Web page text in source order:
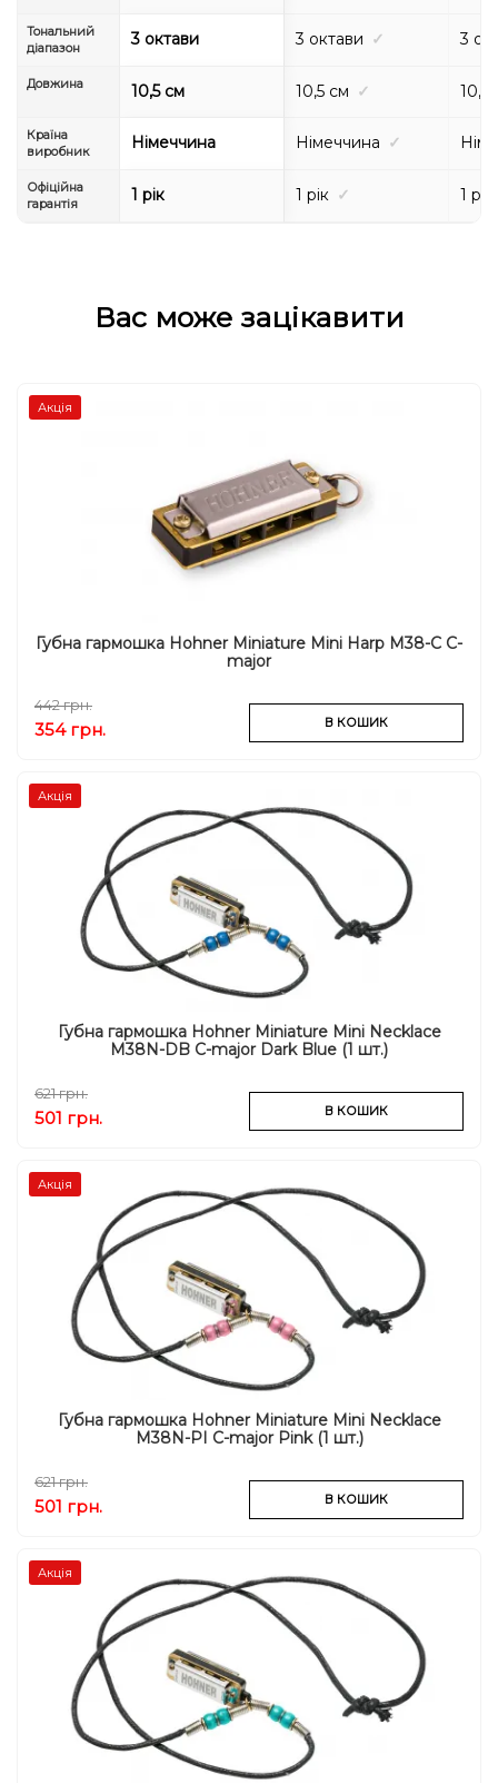
Тональний
діапазон
3 октави 3 октави ✓ 3
Довжина 10,5 см 10,5 см ✓ 10,5
Країна
виробник
Німеччина Німеччина ✓
Офіційна
гарантія
1 рік 1 рік ✓ 1 рік
Вас може зацікавити
Акція
Губна гармошка Hohner Miniature Mini Harp M38-C C-
major
442 грн.
354 грн. В КОШИК
Акція
Губна гармошка Hohner Miniature Mini Necklace
M38N-DB C-major Dark Blue (1 шт.)
621 грн.
501 грн. В КОШИК
Акція
Губна гармошка Hohner Miniature Mini Necklace
M38N-PI C-major Pink (1 шт.)
621 грн.
501 грн. В КОШИК
Акція